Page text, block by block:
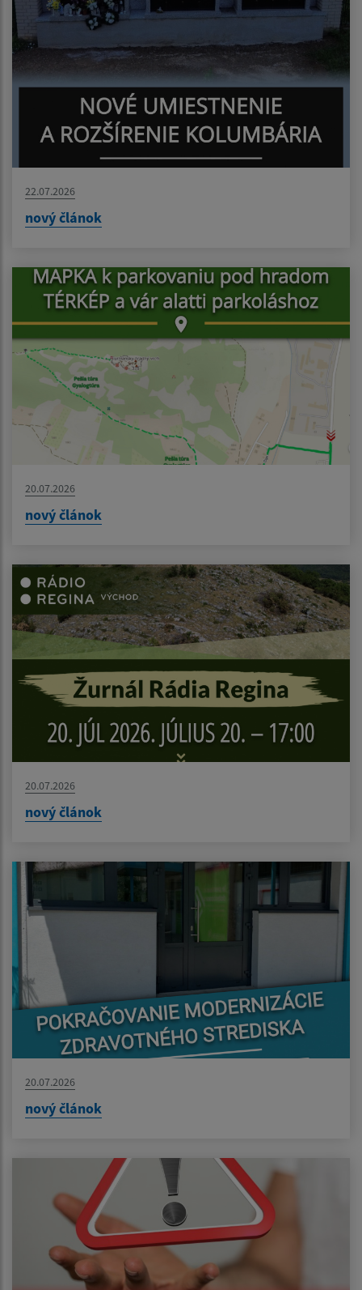
22.07.2026
nový článok
20.07.2026
nový článok
20.07.2026
nový článok
20.07.2026
nový článok